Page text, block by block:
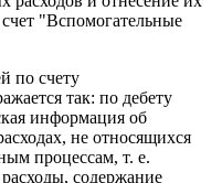
"Вспомогательные
по счету
так: по дебету
информация об
не относящихся
процессам, т. е.
содержание